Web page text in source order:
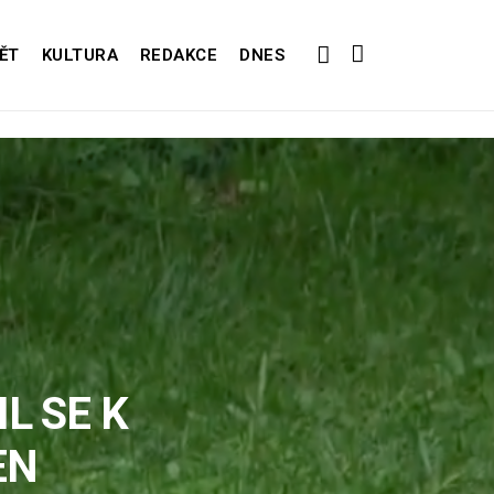
KULTURA REDAKCE DNES
SE K